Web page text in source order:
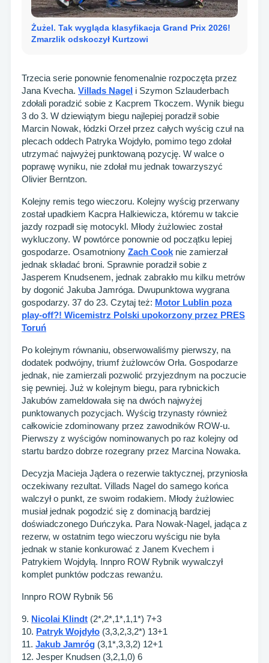
Żużel. Tak wygląda klasyfikacja Grand Prix 2026!
Zmarzlik odskoczył Kurtzowi
Trzecia serie ponownie fenomenalnie rozpoczęta przez
Jana Kvecha. Villads Nagel i Szymon Szlauderbach
zdołali poradzić sobie z Kacprem Tkoczem. Wynik biegu
3 do 3. W dziewiątym biegu najlepiej poradził sobie
Marcin Nowak, łódzki Orzeł przez całych wyścig czuł na
plecach oddech Patryka Wojdyło, pomimo tego zdołał
utrzymać najwyżej punktowaną pozycję. W walce o
poprawę wyniku, nie zdołał mu jednak towarzyszyć
Olivier Berntzon.
Kolejny remis tego wieczoru. Kolejny wyścig przerwany
został upadkiem Kacpra Halkiewicza, któremu w takcie
jazdy rozpadł się motocykl. Młody żużlowiec został
wykluczony. W powtórce ponownie od początku lepiej
gospodarze. Osamotniony Zach Cook nie zamierzał
jednak składać broni. Sprawnie poradził sobie z
Jasperem Knudsenem, jednak zabrakło mu kilku metrów
by dogonić Jakuba Jamróga. Dwupunktowa wygrana
gospodarzy. 37 do 23. Czytaj też: Motor Lublin poza
play-off?! Wicemistrz Polski upokorzony przez PRES
Toruń
Po kolejnym równaniu, obserwowaliśmy pierwszy, na
dodatek podwójny, triumf żużlowców Orła. Gospodarze
jednak, nie zamierzali pozwolić przyjezdnym na poczucie
się pewniej. Już w kolejnym biegu, para rybnickich
Jakubów zameldowała się na dwóch najwyżej
punktowanych pozycjach. Wyścig trzynasty również
całkowicie zdominowany przez zawodników ROW-u.
Pierwszy z wyścigów nominowanych po raz kolejny od
startu bardzo dobrze rozegrany przez Marcina Nowaka.
Decyzja Macieja Jądera o rezerwie taktycznej, przyniosła
oczekiwany rezultat. Villads Nagel do samego końca
walczył o punkt, ze swoim rodakiem. Młody żużlowiec
musiał jednak pogodzić się z dominacją bardziej
doświadczonego Duńczyka. Para Nowak-Nagel, jadąca z
rezerw, w ostatnim tego wieczoru wyścigu nie była
jednak w stanie konkurować z Janem Kvechem i
Patrykiem Wojdyłą. Innpro ROW Rybnik wywalczył
komplet punktów podczas rewanżu.
Innpro ROW Rybnik 56
9. Nicolai Klindt (2*,2*,1*,1,1*) 7+3
10. Patryk Wojdyło (3,3,2,3,2*) 13+1
11. Jakub Jamróg (3,1*,3,3,2) 12+1
12. Jesper Knudsen (3,2,1,0) 6